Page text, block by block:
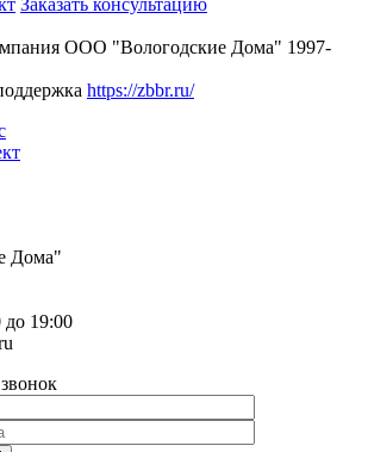
Заказать консультацию
ООО "Вологодские Дома" 1997-
https://zbbr.ru/
Дома"
19:00